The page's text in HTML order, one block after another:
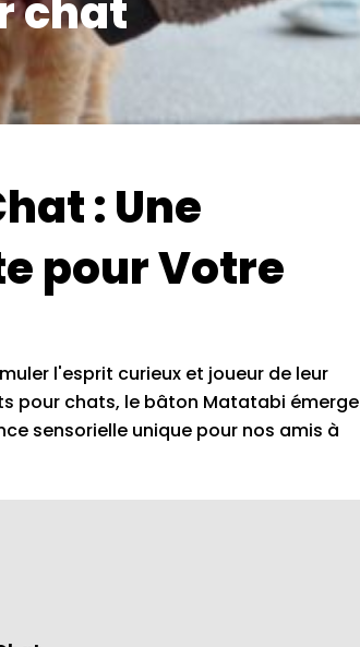
chat
: Une
pour Votre
l'esprit curieux et joueur de leur
pour chats, le bâton Matatabi émerge
sensorielle unique pour nos amis à